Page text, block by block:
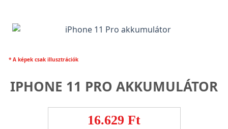
* A képek csak illusztrációk
IPHONE 11 PRO AKKUMULÁTOR
16.629 Ft